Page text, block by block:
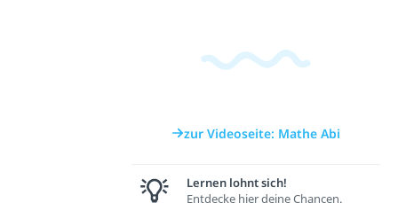
zur Videoseite: Mathe Abi
Lernen lohnt sich!
Entdecke hier deine Chancen.